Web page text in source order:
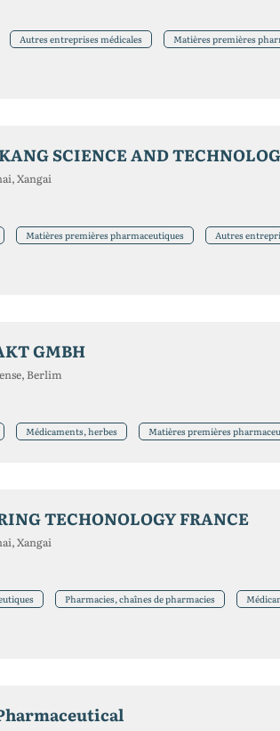
Autres entreprises médicales Matières premières
Xangai
Matières premières pharmaceutiques Autres
GMBH
Berlim
Médicaments, herbes Matières premières
TECHONOLOGY FRANCE
Xangai
Pharmacies, chaînes de pharmacies